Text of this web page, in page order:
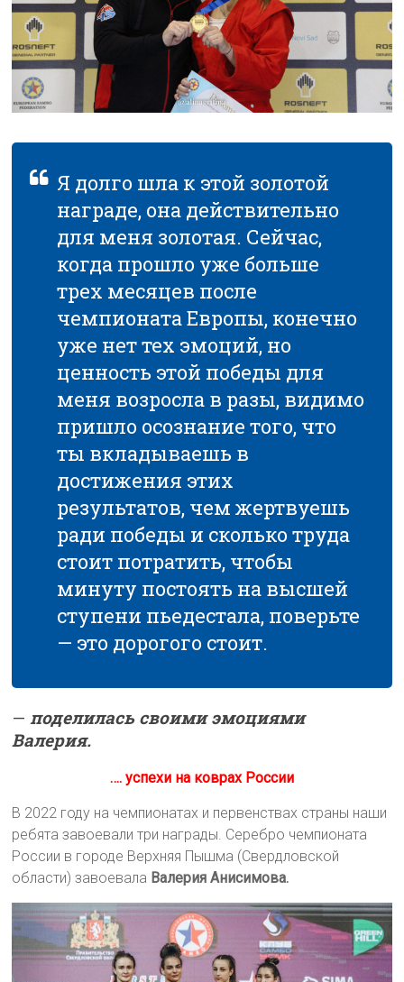
Я долго шла к этой золотой
награде, она действительно
для меня золотая. Сейчас,
когда прошло уже больше
трех месяцев после
чемпионата Европы, конечно
уже нет тех эмоций, но
ценность этой победы для
меня возросла в разы, видимо
пришло осознание того, что
ты вкладываешь в
достижения этих
результатов, чем жертвуешь
ради победы и сколько труда
стоит потратить, чтобы
минуту постоять на высшей
ступени пьедестала, поверьте
— это дорогого стоит.
— поделилась своими эмоциями
Валерия.
…. успехи на коврах России
В 2022 году на чемпионатах и первенствах страны наши
ребята завоевали три награды. Серебро чемпионата
России в городе Верхняя Пышма (Свердловской
области) завоевала Валерия Анисимова.